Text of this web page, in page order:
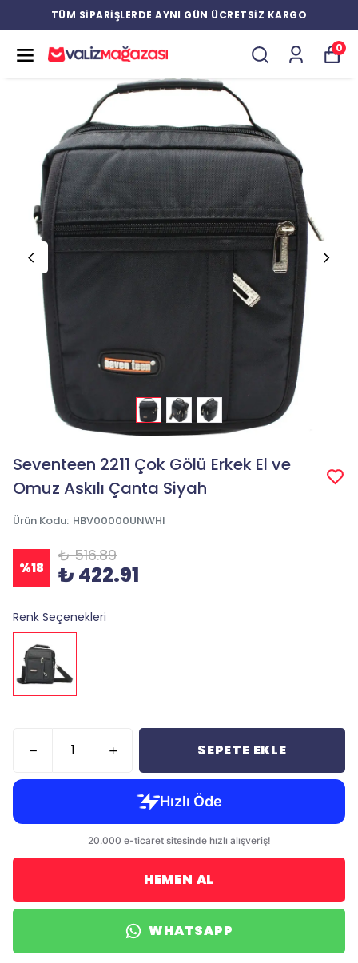
TÜM SİPARİŞLERDE AYNI GÜN ÜCRETSİZ KARGO
0
Seventeen 2211 Çok Gölü Erkek El ve
Omuz Askılı Çanta Siyah
Ürün Kodu: HBV00000UNWHI
%18
₺ 516.89
₺ 422.91
Renk Seçenekleri
SEPETE EKLE
HEMEN AL
WHATSAPP